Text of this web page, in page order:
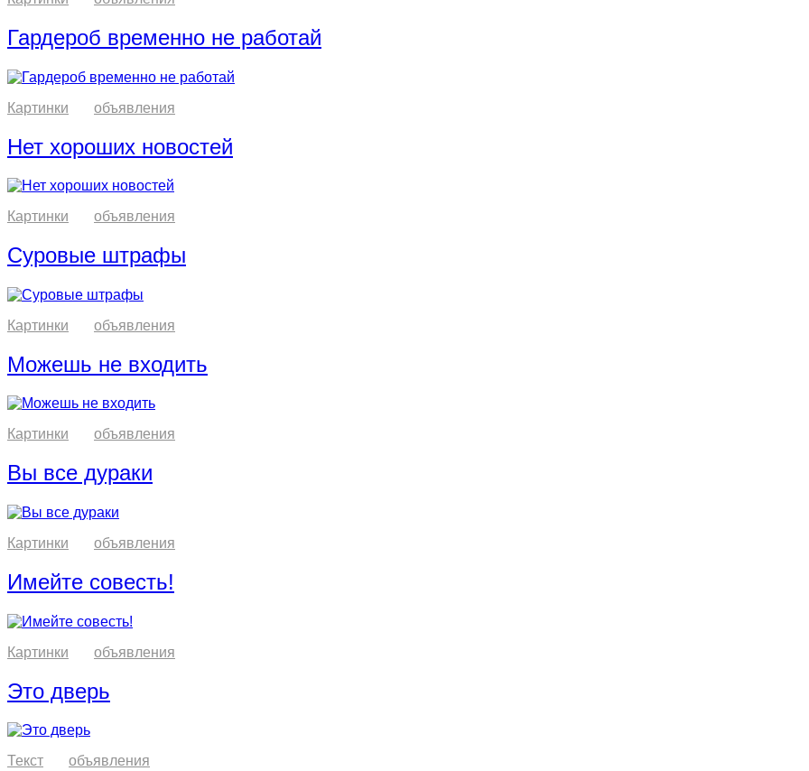
Гардероб временно не работай
Картинки объявления
Нет хороших новостей
Картинки объявления
Суровые штрафы
Картинки объявления
Можешь не входить
Картинки объявления
Вы все дураки
Картинки объявления
Имейте совесть!
Картинки объявления
Это дверь
Текст объявления